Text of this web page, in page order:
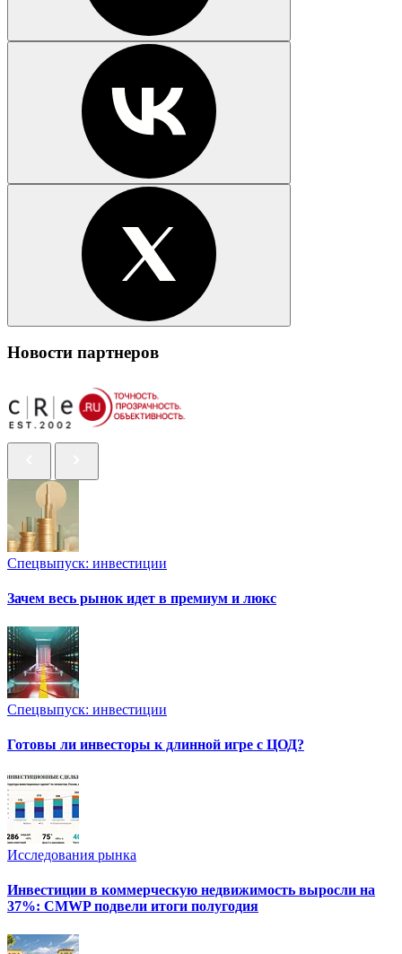
Новости партнеров
Спецвыпуск: инвестиции
Зачем весь рынок идет в премиум и люкс
Спецвыпуск: инвестиции
Готовы ли инвесторы к длинной игре с ЦОД?
Исследования рынка
Инвестиции в коммерческую недвижимость выросли на
37%: CMWP подвели итоги полугодия